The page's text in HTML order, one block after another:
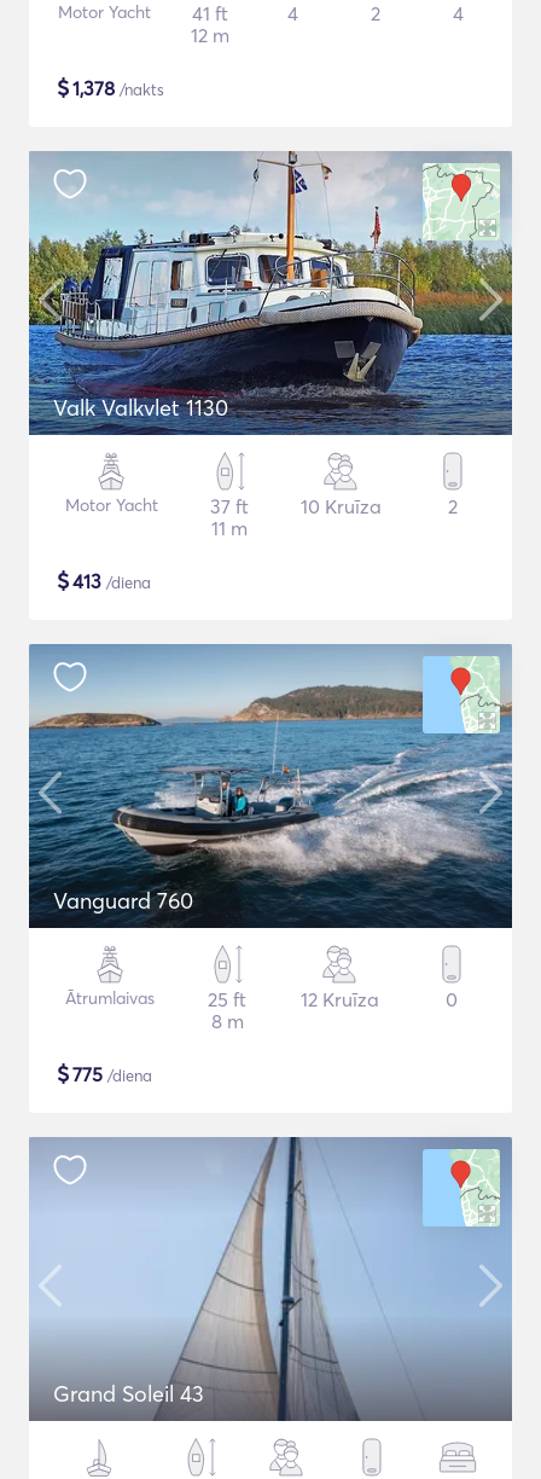
Motor Yacht
41 ft
12 m
4 2 4
$1,378 /nakts
Valk Valkvlet 1130
Motor Yacht
37 ft
11 m
10 Kruīza 2
$413 /diena
Vanguard 760
Ātrumlaivas
25 ft
8 m
12 Kruīza 0
$775 /diena
Grand Soleil 43